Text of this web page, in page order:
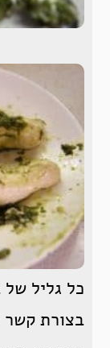
כל גליל
בצורת קשר